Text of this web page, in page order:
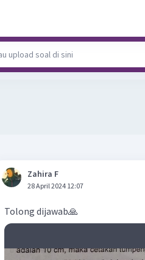
Zahira F
28 April 2024 12:07
Tolong dijawab🙏